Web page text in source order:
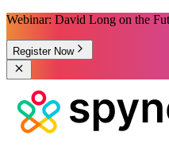
Webinar: David Long on the
Register Now